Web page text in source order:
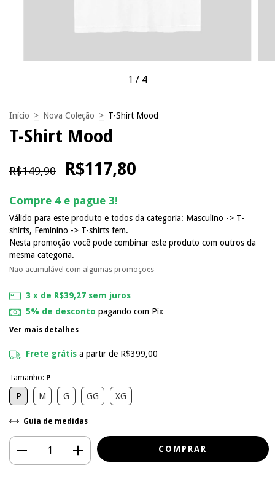
1 / 4
Início > Nova Coleção > T-Shirt Mood
T-Shirt Mood
R$149,90 R$117,80
Compre 4 e pague 3!
Válido para este produto e todos da categoria: Masculino -> T-
shirts, Feminino -> T-shirts fem.
Nesta promoção você pode combinar este produto com outros da
mesma categoria.
Não acumulável com algumas promoções
3 x de R$39,27 sem juros
5% de desconto pagando com Pix
Ver mais detalhes
Frete grátis a partir de R$399,00
Tamanho: P
P M G GG XG
Guia de medidas